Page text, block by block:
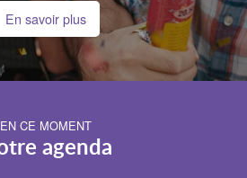
En savoir plus
EN CE MOMENT
agenda